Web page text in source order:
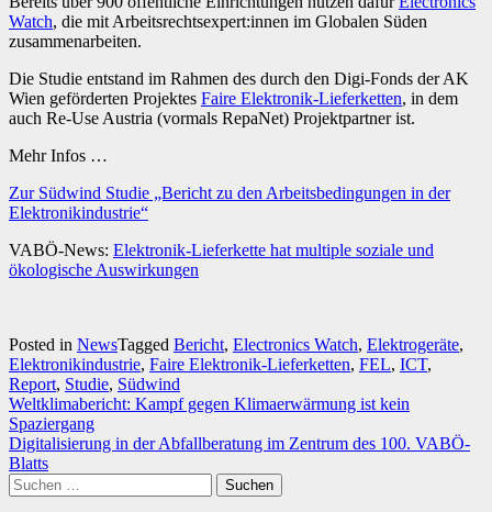
Watch, die mit Arbeitsrechtsexpert:innen im Globalen Süden
zusammenarbeiten.
Die Studie entstand im Rahmen des durch den Digi-Fonds der AK
Wien geförderten Projektes Faire Elektronik-Lieferketten, in dem
auch Re-Use Austria (vormals RepaNet) Projektpartner ist.
Mehr Infos …
Zur Südwind Studie „Bericht zu den Arbeitsbedingungen in der
Elektronikindustrie“
VABÖ-News: Elektronik-Lieferkette hat multiple soziale und
ökologische Auswirkungen
Posted in NewsTagged Bericht, Electronics Watch, Elektrogeräte,
Elektronikindustrie, Faire Elektronik-Lieferketten, FEL, ICT,
Report, Studie, Südwind
Beitragsnavigation
Weltklimabericht: Kampf gegen Klimaerwärmung ist kein
Spaziergang
Digitalisierung in der Abfallberatung im Zentrum des 100. VABÖ-
Blatts
Suchen
nach: